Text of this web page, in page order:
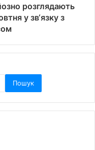
розглядають
у зв‘язку з
Пошук